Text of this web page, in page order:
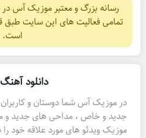
رسانه بزرگ و معتبر موزیک آس
تمامی فعالیت های این سایت طبق
است.
دانلود
در موزیک آس شما دوستان و
جدید و خاص ، مداحی های جدید و
موزیک ویدئو های مورد علاقه خود